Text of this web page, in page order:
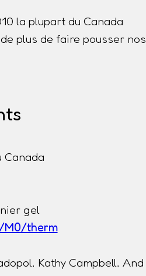
la plupart du Canada
plus de faire pousser nos
Canada
gel
M0/therm
Kathy Campbell, And